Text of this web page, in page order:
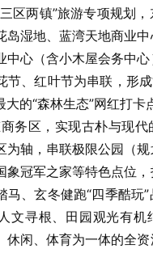
区两镇”旅游专项规划
岛湿地、蓝湾天地商业
中心（含小木屋会务中
节、红叶节为串联，形
的“森林生态”网红打卡
务区，实现古朴与现代
为轴，串联极限公园（
象冠军之家等特色点位，
马、玄冬健跑“四季酷玩
文寻根、田园观光有机
休闲、体育为一体的全